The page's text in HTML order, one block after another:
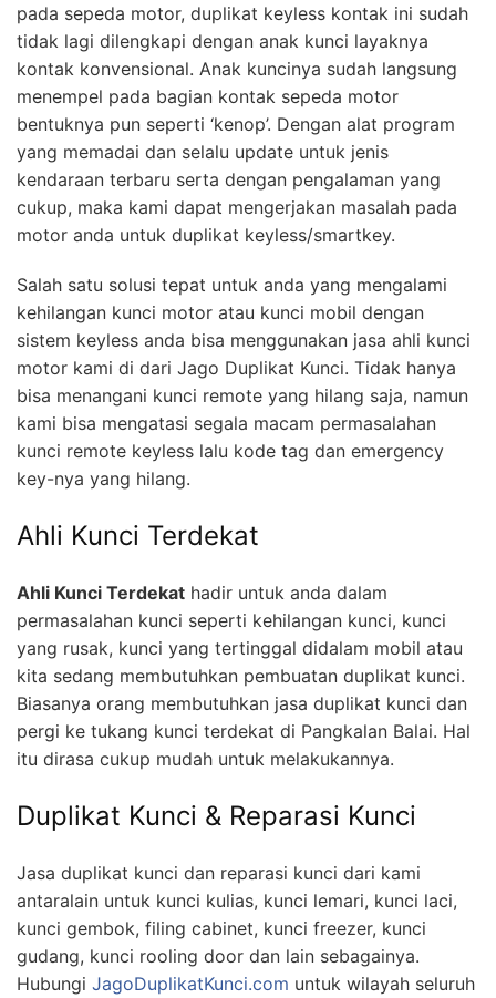
pada sepeda motor, duplikat keyless kontak ini sudah
tidak lagi dilengkapi dengan anak kunci layaknya
kontak konvensional. Anak kuncinya sudah langsung
menempel pada bagian kontak sepeda motor
bentuknya pun seperti ‘kenop’. Dengan alat program
yang memadai dan selalu update untuk jenis
kendaraan terbaru serta dengan pengalaman yang
cukup, maka kami dapat mengerjakan masalah pada
motor anda untuk duplikat keyless/smartkey.
Salah satu solusi tepat untuk anda yang mengalami
kehilangan kunci motor atau kunci mobil dengan
sistem keyless anda bisa menggunakan jasa ahli kunci
motor kami di dari Jago Duplikat Kunci. Tidak hanya
bisa menangani kunci remote yang hilang saja, namun
kami bisa mengatasi segala macam permasalahan
kunci remote keyless lalu kode tag dan emergency
key-nya yang hilang.
Ahli Kunci Terdekat
Ahli Kunci Terdekat hadir untuk anda dalam
permasalahan kunci seperti kehilangan kunci, kunci
yang rusak, kunci yang tertinggal didalam mobil atau
kita sedang membutuhkan pembuatan duplikat kunci.
Biasanya orang membutuhkan jasa duplikat kunci dan
pergi ke tukang kunci terdekat di Pangkalan Balai. Hal
itu dirasa cukup mudah untuk melakukannya.
Duplikat Kunci & Reparasi Kunci
Jasa duplikat kunci dan reparasi kunci dari kami
antaralain untuk kunci kulias, kunci lemari, kunci laci,
kunci gembok, filing cabinet, kunci freezer, kunci
gudang, kunci rooling door dan lain sebagainya.
Hubungi JagoDuplikatKunci.com untuk wilayah seluruh